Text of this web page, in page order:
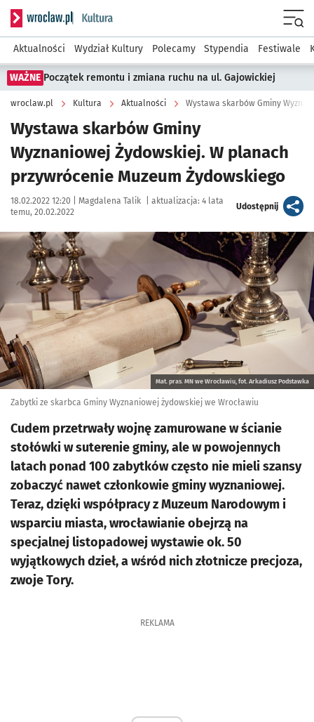
Serwis informacyjny wroclaw.pl podserwis: Kultura
Aktualności Wydział Kultury Polecamy Stypendia Festiwale
WAŻNE Początek remontu i zmiana ruchu na ul. Gajowickiej
wroclaw.pl Kultura Aktualności
Wystawa skarbów Gminy
Wyznaniowej Żydowskiej. W planach
przywrócenie Muzeum Żydowskiego
Data publikacji:
18.02.2022 12:20 | Autor:
Magdalena Talik aktualizacja: 4 lata
temu, 20.02.2022
Udostępnijartykuł
Kliknij, aby powiększyć
Mat. pras. MN we Wrocławiu, fot. Arkadiusz Podstawka
Zabytki ze skarbca Gminy Wyznaniowej żydowskiej we Wrocławiu
Cudem przetrwały wojnę zamurowane w ścianie
stołówki w suterenie gminy, ale w powojennych
latach ponad 100 zabytków często nie mieli szansy
zobaczyć nawet członkowie gminy wyznaniowej.
Teraz, dzięki współpracy z Muzeum Narodowym i
wsparciu miasta, wrocławianie obejrzą na
specjalnej listopadowej wystawie ok. 50
wyjątkowych dzieł, a wśród nich złotnicze precjoza,
zwoje Tory.
REKLAMA